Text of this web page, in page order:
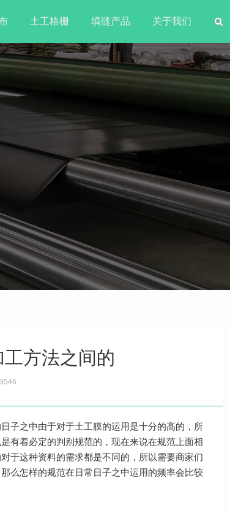
土工格栅 填缝产品 关于我们
方法之间的
子之中由于对于土工膜的运用是十分的高的，所
有着必定的判别规范的，现在来说在规范上面相
于这种资料的需求都是不同的，所以需要商家们
么怎样的规范在日常日子之中运用的频率会比较